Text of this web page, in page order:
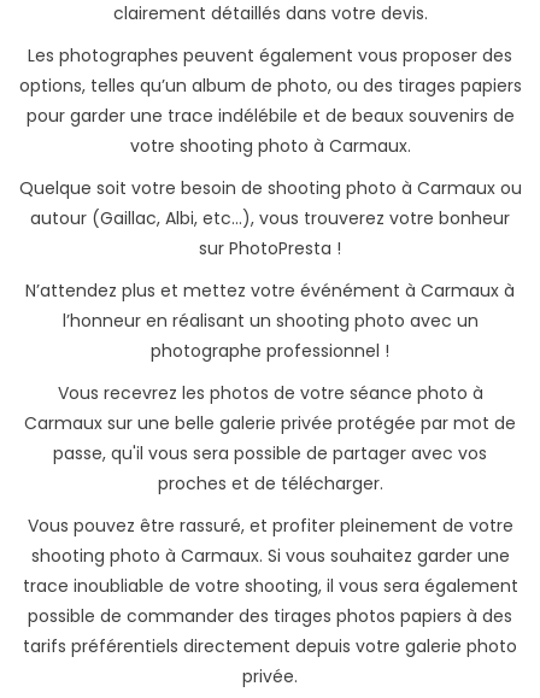
clairement détaillés dans votre devis.
Les photographes peuvent également vous proposer des
options, telles qu’un album de photo, ou des tirages papiers
pour garder une trace indélébile et de beaux souvenirs de
votre shooting photo à Carmaux.
Quelque soit votre besoin de shooting photo à Carmaux ou
autour (Gaillac, Albi, etc...), vous trouverez votre bonheur
sur PhotoPresta !
N’attendez plus et mettez votre événément à Carmaux à
l’honneur en réalisant un shooting photo avec un
photographe professionnel !
Vous recevrez les photos de votre séance photo à
Carmaux sur une belle galerie privée protégée par mot de
passe, qu'il vous sera possible de partager avec vos
proches et de télécharger.
Vous pouvez être rassuré, et profiter pleinement de votre
shooting photo à Carmaux. Si vous souhaitez garder une
trace inoubliable de votre shooting, il vous sera également
possible de commander des tirages photos papiers à des
tarifs préférentiels directement depuis votre galerie photo
privée.